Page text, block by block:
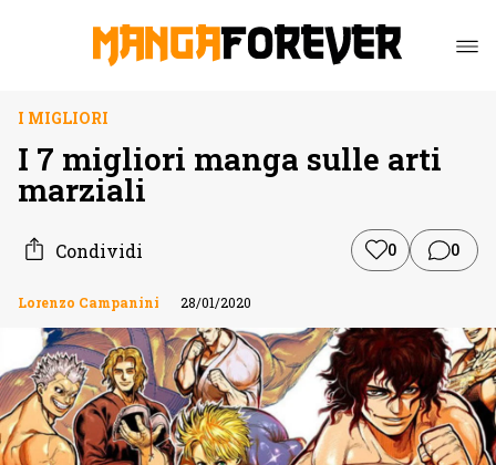
I MIGLIORI
I 7 migliori manga sulle arti
marziali
Condividi 0 0
Lorenzo Campanini 28/01/2020